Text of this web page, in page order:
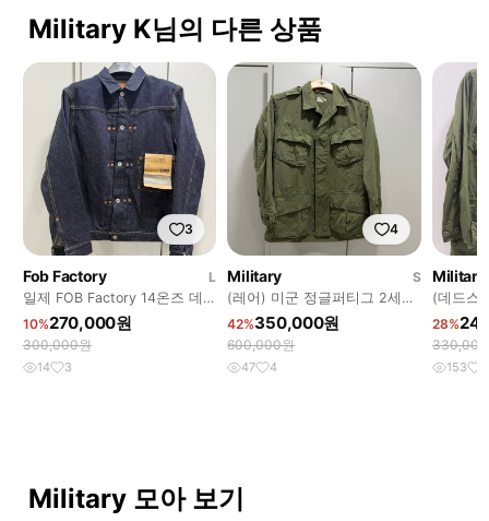
Military K님의 다른 상품
3
Fob Factory
L
일제 FOB Factory 14온즈 데
님 자켓
10%270,000원
300,000원
14 3
4
Military
S
(레어) 미군 정글퍼티그 2세대
스몰숏
42%350,000원
600,000원
47 4
Military
(데드스
세대 M-
28%
330,000
153
Military 모아 보기